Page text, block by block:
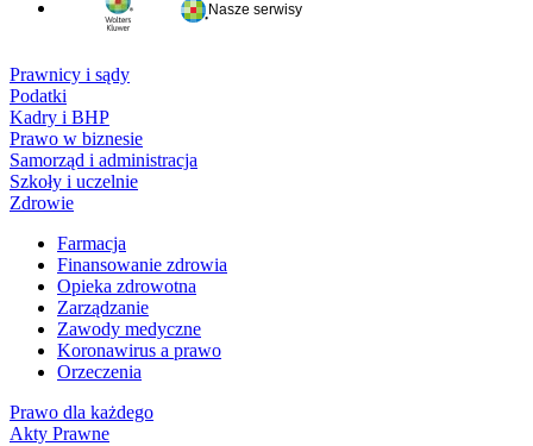
Nasze serwisy
Prawnicy i sądy
Podatki
Kadry i BHP
Prawo w biznesie
Samorząd i administracja
Szkoły i uczelnie
Zdrowie
Farmacja
Finansowanie zdrowia
Opieka zdrowotna
Zarządzanie
Zawody medyczne
Koronawirus a prawo
Orzeczenia
Prawo dla każdego
Akty Prawne